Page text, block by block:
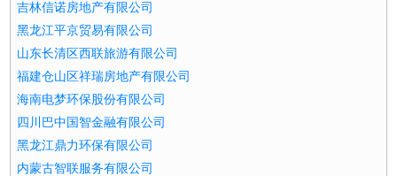
吉林信诺房地产有限公司
黑龙江平京贸易有限公司
山东长清区西联旅游有限公司
福建仓山区祥瑞房地产有限公司
海南电梦环保股份有限公司
四川巴中国智金融有限公司
黑龙江鼎力环保有限公司
内蒙古智联服务有限公司